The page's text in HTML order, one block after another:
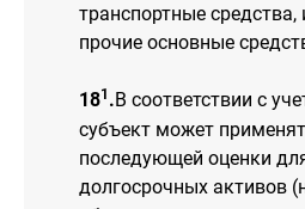
транспортные
прочие основные
181 .В соответствии с
субъект может
последующей оценки
долгосрочных активов